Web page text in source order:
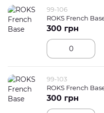
99-106
ROKS French
300 грн
99-103
ROKS French
300 грн